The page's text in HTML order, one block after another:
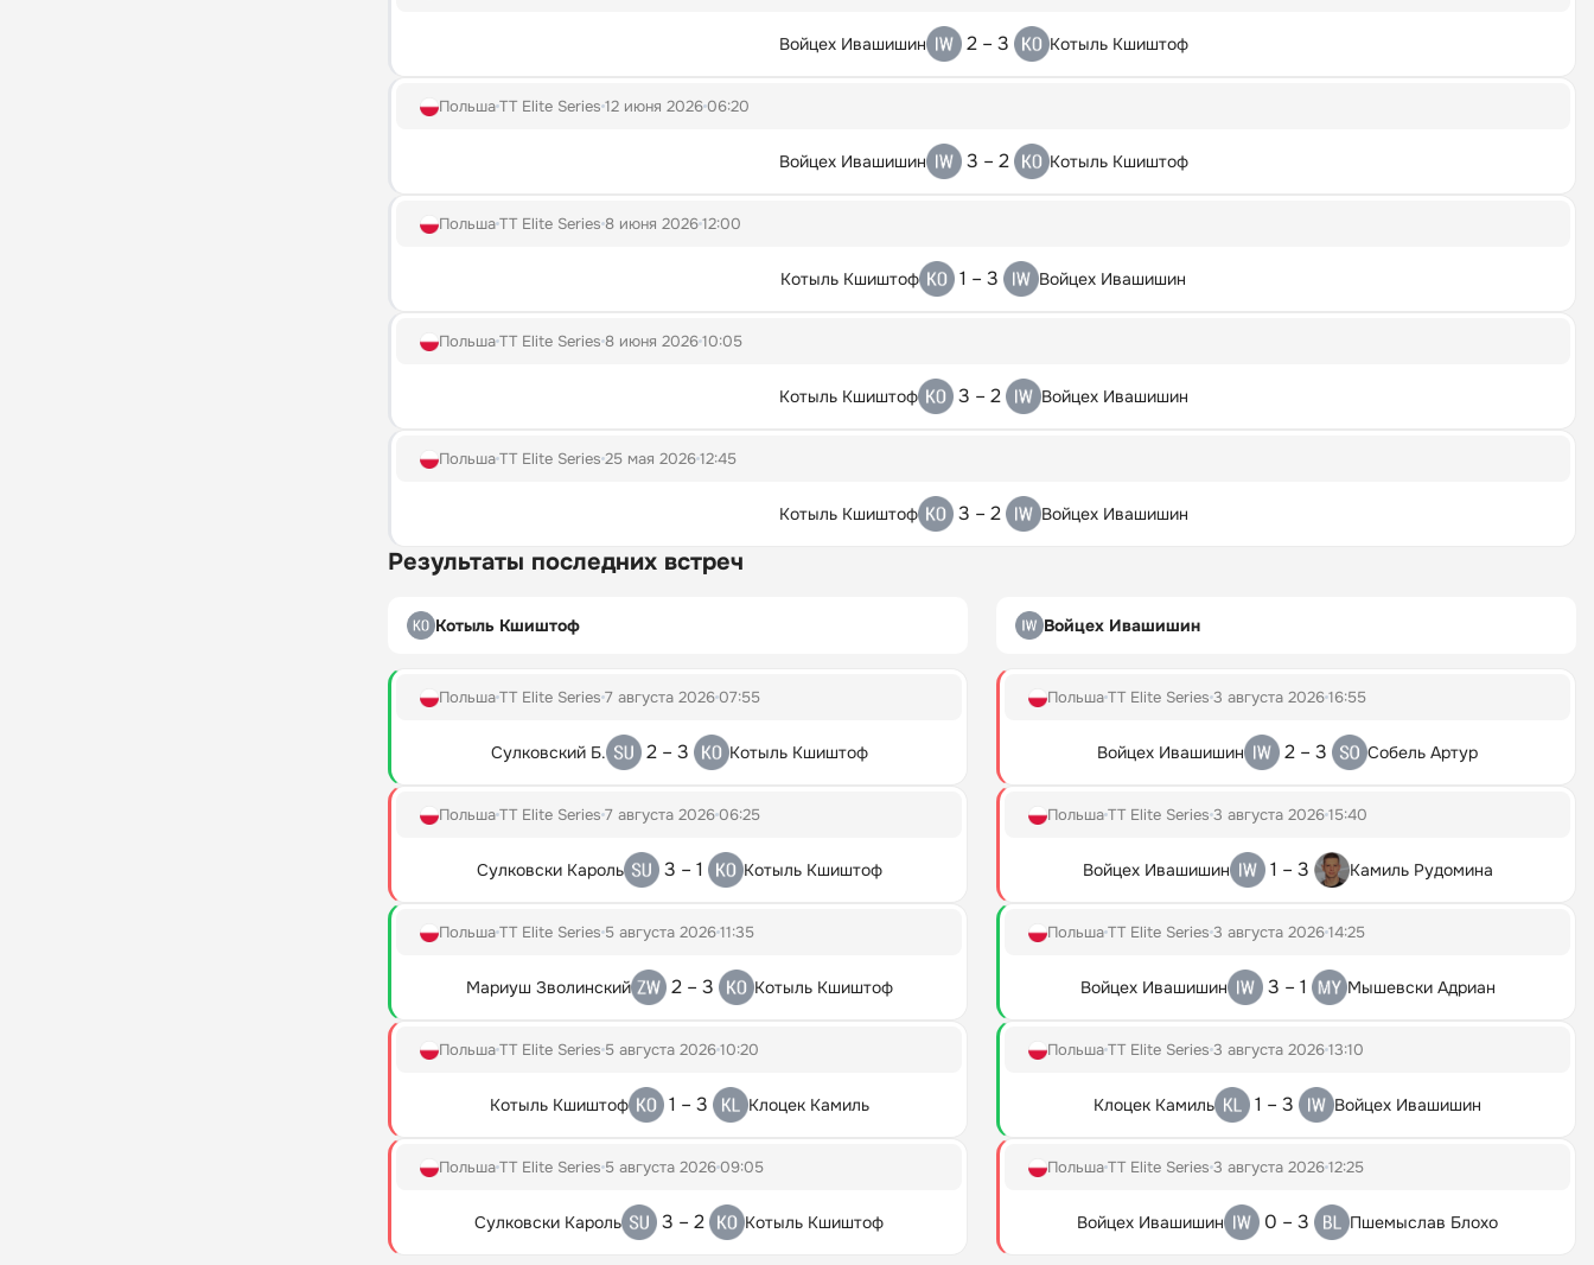
Войцех Ивашишин 2 – 3 Котыль Кшиштоф
ПольшаTT Elite Series 12 июня 202606:20
Войцех Ивашишин 3 – 2 Котыль Кшиштоф
ПольшаTT Elite Series 8 июня 202612:00
Котыль Кшиштоф 1 – 3 Войцех Ивашишин
ПольшаTT Elite Series 8 июня 202610:05
Котыль Кшиштоф 3 – 2 Войцех Ивашишин
ПольшаTT Elite Series 25 мая 202612:45
Котыль Кшиштоф 3 – 2 Войцех Ивашишин
Результаты последних встреч
Котыль Кшиштоф
ПольшаTT Elite Series 7 августа 202607:55
Сулковский Б. 2 – 3 Котыль Кшиштоф
ПольшаTT Elite Series 7 августа 202606:25
Сулковски Кароль 3 – 1 Котыль Кшиштоф
ПольшаTT Elite Series 5 августа 202611:35
Мариуш Зволинский 2 – 3 Котыль Кшиштоф
ПольшаTT Elite Series 5 августа 202610:20
Котыль Кшиштоф 1 – 3 Клоцек Камиль
ПольшаTT Elite Series 5 августа 202609:05
Сулковски Кароль 3 – 2 Котыль Кшиштоф
Войцех Ивашишин
ПольшаTT Elite Series 3 августа 202616:55
Войцех Ивашишин 2 – 3 Собель Артур
ПольшаTT Elite Series 3 августа 202615:40
Войцех Ивашишин 1 – 3 Камиль Рудомина
ПольшаTT Elite Series 3 августа 202614:25
Войцех Ивашишин 3 – 1 Мышевски Адриан
ПольшаTT Elite Series 3 августа 202613:10
Клоцек Камиль 1 – 3 Войцех Ивашишин
ПольшаTT Elite Series 3 августа 202612:25
Войцех Ивашишин 0 – 3 Пшемыслав Блохо